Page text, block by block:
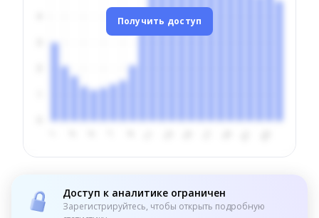
Получить доступ
Доступ к аналитике ограничен
Зарегистрируйтесь, чтобы открыть подробную